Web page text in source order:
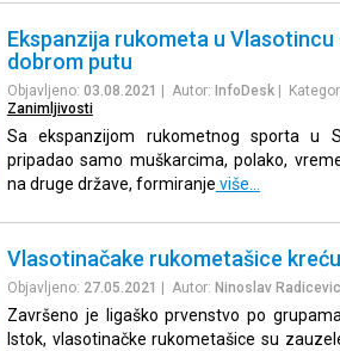
Ekspanzija rukometa u
dobrom putu
Objavljeno: 03.08.2021 | Autor: InfoDesk|
Zanimljivosti
Sa ekspanzijom rukometnog sporta u
pripadao samo muškarcima, polako,
na druge države, formiranje više…
Vlasotinačake rukometašice
Objavljeno: 27.05.2021 | Autor: Ninoslav Radicevic
Završeno je ligaško prvenstvo po
Istok, vlasotinačke rukometašice su